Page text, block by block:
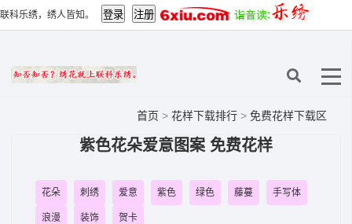
联科乐绣，绣人皆知。
首页 > 花样下载排行 > 免费花样下载区
紫色花朵爱意图案 免费花样
花朵 刺绣 爱意 紫色 绿色 藤蔓 手写体
浪漫 装饰 贺卡